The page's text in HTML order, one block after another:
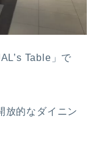
Table」で
放的なダイニン